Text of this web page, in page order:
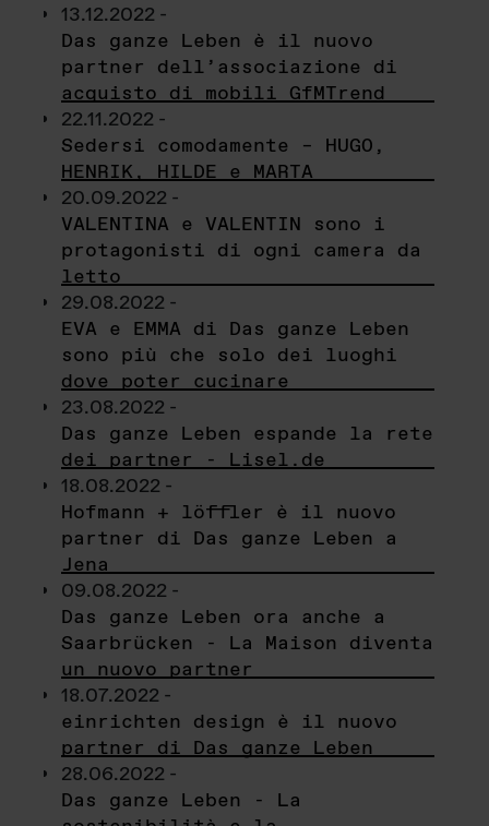
13.12.2022 -
Das ganze Leben è il nuovo
partner dell’associazione di
acquisto di mobili GfMTrend
22.11.2022 -
Sedersi comodamente – HUGO,
HENRIK, HILDE e MARTA
20.09.2022 -
VALENTINA e VALENTIN sono i
protagonisti di ogni camera da
letto
29.08.2022 -
EVA e EMMA di Das ganze Leben
sono più che solo dei luoghi
dove poter cucinare
23.08.2022 -
Das ganze Leben espande la rete
dei partner - Lisel.de
18.08.2022 -
Hofmann + löffler è il nuovo
partner di Das ganze Leben a
Jena
09.08.2022 -
Das ganze Leben ora anche a
Saarbrücken - La Maison diventa
un nuovo partner
18.07.2022 -
einrichten design è il nuovo
partner di Das ganze Leben
28.06.2022 -
Das ganze Leben - La